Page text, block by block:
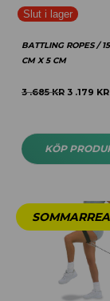
BATTLING ROPES /
CM X 5 CM
3 .685KR 3 .179 KR
KÖP